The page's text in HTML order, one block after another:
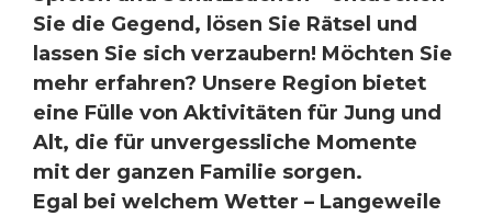
Sie die Gegend, lösen Sie Rätsel und
lassen Sie sich verzaubern! Möchten Sie
mehr erfahren? Unsere Region bietet
eine Fülle von Aktivitäten für Jung und
Alt, die für unvergessliche Momente
mit der ganzen Familie sorgen.
Egal bei welchem Wetter – Langeweile